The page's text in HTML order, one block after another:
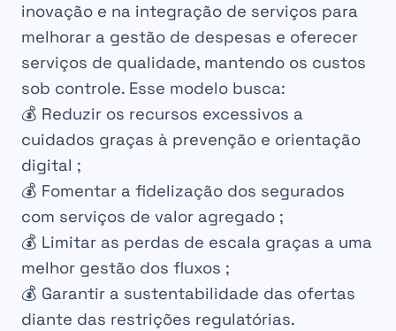
inovação e na integração de serviços para
melhorar a gestão de despesas e oferecer
serviços de qualidade, mantendo os custos
sob controle. Esse modelo busca:
💰 Reduzir os recursos excessivos a
cuidados graças à prevenção e orientação
digital ;
💰 Fomentar a fidelização dos segurados
com serviços de valor agregado ;
💰 Limitar as perdas de escala graças a uma
melhor gestão dos fluxos ;
💰 Garantir a sustentabilidade das ofertas
diante das restrições regulatórias.